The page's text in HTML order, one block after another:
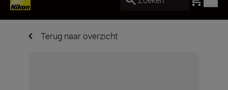
Terug naar overzicht